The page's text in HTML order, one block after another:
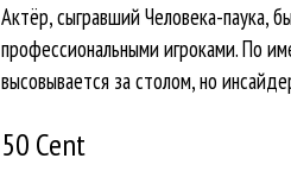
Актёр, сыгравший Человека-паука,
профессиональными игроками. По
высовывается за столом, но
50 Cent